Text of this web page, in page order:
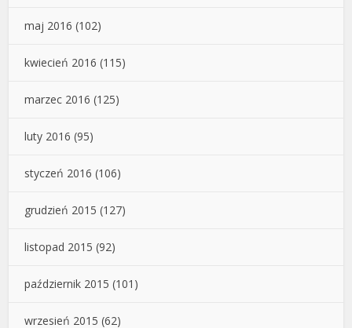
maj 2016 (102)
kwiecień 2016 (115)
marzec 2016 (125)
luty 2016 (95)
styczeń 2016 (106)
grudzień 2015 (127)
listopad 2015 (92)
październik 2015 (101)
wrzesień 2015 (62)